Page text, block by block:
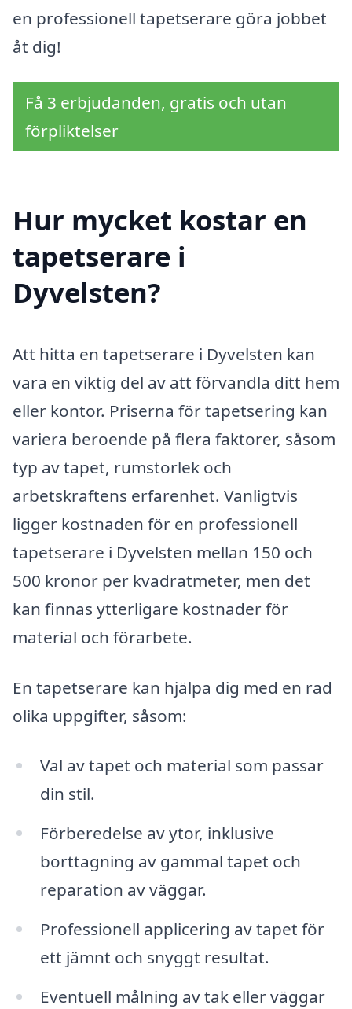
en professionell tapetserare göra jobbet
åt dig!
Få 3 erbjudanden, gratis och utan
förpliktelser
Hur mycket kostar en
tapetserare i
Dyvelsten?
Att hitta en tapetserare i Dyvelsten kan
vara en viktig del av att förvandla ditt hem
eller kontor. Priserna för tapetsering kan
variera beroende på flera faktorer, såsom
typ av tapet, rumstorlek och
arbetskraftens erfarenhet. Vanligtvis
ligger kostnaden för en professionell
tapetserare i Dyvelsten mellan 150 och
500 kronor per kvadratmeter, men det
kan finnas ytterligare kostnader för
material och förarbete.
En tapetserare kan hjälpa dig med en rad
olika uppgifter, såsom:
Val av tapet och material som passar
din stil.
Förberedelse av ytor, inklusive
borttagning av gammal tapet och
reparation av väggar.
Professionell applicering av tapet för
ett jämnt och snyggt resultat.
Eventuell målning av tak eller väggar